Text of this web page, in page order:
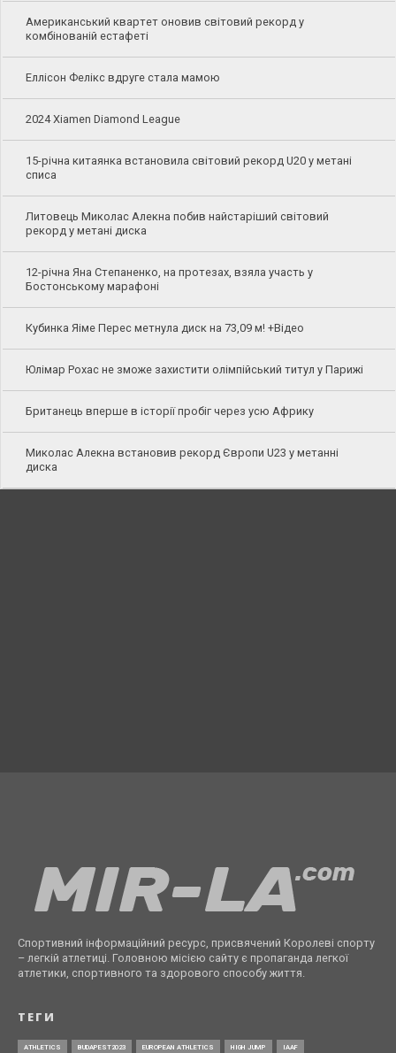
Американський квартет оновив світовий рекорд у
комбінованій естафеті
Еллісон Фелікс вдруге стала мамою
2024 Xiamen Diamond League
15-річна китаянка встановила світовий рекорд U20 у метані
списа
Литовець Миколас Алекна побив найстаріший світовий
рекорд у метані диска
12-річна Яна Степаненко, на протезах, взяла участь у
Бостонському марафоні
Кубинка Яіме Перес метнула диск на 73,09 м! +Відео
Юлімар Рохас не зможе захистити олімпійський титул у Парижі
Британець вперше в історії пробіг через усю Африку
Миколас Алекна встановив рекорд Європи U23 у метанні
диска
Спортивний інформаційний ресурс, присвячений Королеві спорту
– легкій атлетиці. Головною місією сайту є пропаганда легкої
атлетики, спортивного та здорового способу життя.
ТЕГИ
ATHLETICS BUDAPEST2023 EUROPEAN ATHLETICS HIGH JUMP IAAF